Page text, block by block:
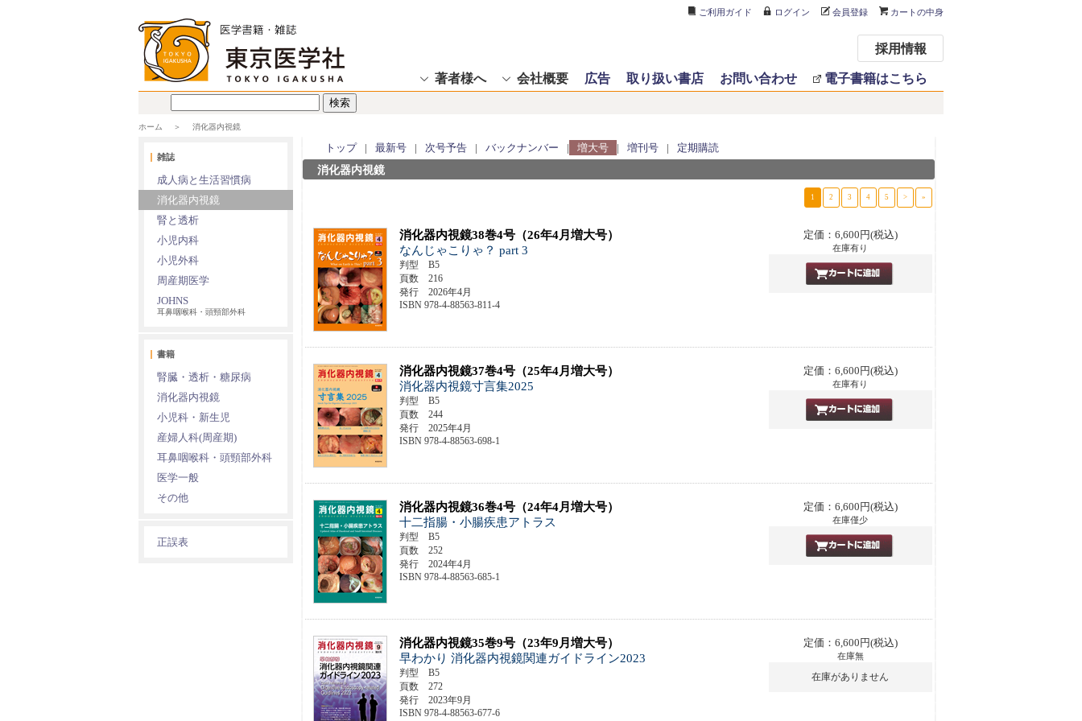
ご利用ガイド ログイン 会員登録 カートの中身
著者様へ 会社概要 広告 取り扱い書店 お問い合わせ 電子書籍はこちら
採用情報
ホーム 消化器内視鏡
雑誌
成人病と生活習慣病
消化器内視鏡
腎と透析
小児内科
小児外科
周産期医学
JOHNS
耳鼻咽喉科・頭頸部外科
書籍
腎臓・透析・糖尿病
消化器内視鏡
小児科・新生児
産婦人科(周産期)
耳鼻咽喉科・頭頸部外科
医学一般
その他
正誤表
トップ | 最新号 | 次号予告 | バックナンバー | 増大号 | 増刊号 |
定期購読
消化器内視鏡
1 2 3 4 5 > »
消化器内視鏡38巻4号（26年4月増大号）
なんじゃこりゃ？ part 3
判型 B5
頁数 216
発行 2026年4月
ISBN 978-4-88563-811-4
定価：6,600円(税込)
在庫有り
消化器内視鏡37巻4号（25年4月増大号）
消化器内視鏡寸言集2025
判型 B5
頁数 244
発行 2025年4月
ISBN 978-4-88563-698-1
定価：6,600円(税込)
在庫有り
消化器内視鏡36巻4号（24年4月増大号）
十二指腸・小腸疾患アトラス
判型 B5
頁数 252
発行 2024年4月
ISBN 978-4-88563-685-1
定価：6,600円(税込)
在庫僅少
消化器内視鏡35巻9号（23年9月増大号）
早わかり 消化器内視鏡関連ガイドライン2023
判型 B5
頁数 272
発行 2023年9月
ISBN 978-4-88563-677-6
定価：6,600円(税込)
在庫無
在庫がありません